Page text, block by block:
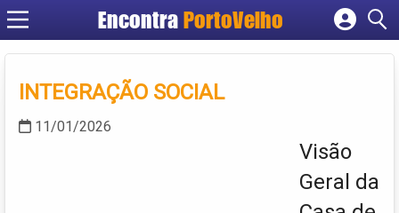
EncontraPortoVelho
Cadastrar empresa
Criar conta
INTEGRAÇÃO SOCIAL
11/01/2026
Visão
Geral da